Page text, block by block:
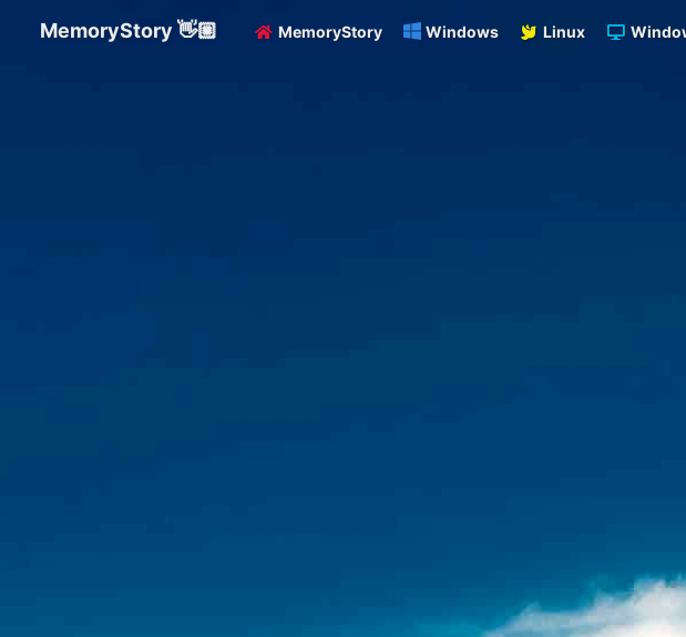
MemoryStory 👋🏼 MemoryStory Windows Linux